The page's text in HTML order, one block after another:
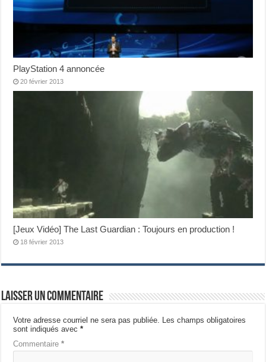
PlayStation 4 annoncée
20 février 2013
[Jeux Vidéo] The Last Guardian : Toujours en production !
18 février 2013
Laisser un commentaire
Votre adresse courriel ne sera pas publiée. Les champs obligatoires
sont indiqués avec*
Commentaire*